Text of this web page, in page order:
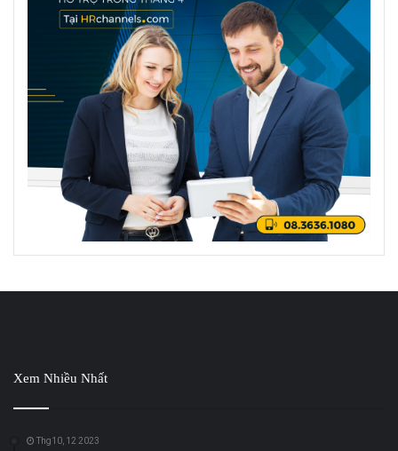
Xem Nhiều Nhất
Thg10, 12 2023